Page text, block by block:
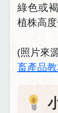
綠色或
植株高
(照片來
畜產品